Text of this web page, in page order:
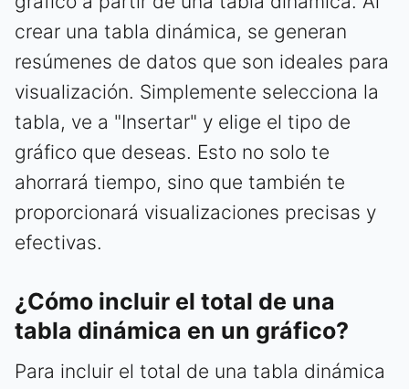
crear una tabla dinámica, se generan
resúmenes de datos que son ideales para
visualización. Simplemente selecciona la
tabla, ve a "Insertar" y elige el tipo de
gráfico que deseas. Esto no solo te
ahorrará tiempo, sino que también te
proporcionará visualizaciones precisas y
efectivas.
¿Cómo incluir el total de una
tabla dinámica en un gráfico?
Para incluir el total de una tabla dinámica